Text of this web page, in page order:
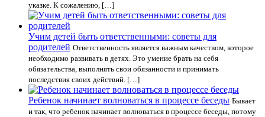
указке. К сожалению, […]
Учим детей быть ответственными: советы для
родителей Ответственность является важным качеством, которое
необходимо развивать в детях. Это умение брать на себя
обязательства, выполнять свои обязанности и принимать
последствия своих действий. […]
Ребенок начинает волноваться в процессе беседы Бывает
и так, что ребенок начинает волноваться в процессе беседы, потому